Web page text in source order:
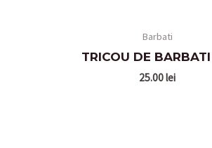
Barbati
TRICOU DE
25.00lei